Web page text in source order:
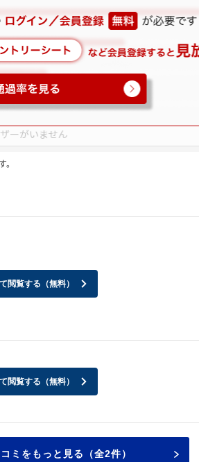
閲覧する（無料）
閲覧する（無料）
ミをもっと見る（全2件）